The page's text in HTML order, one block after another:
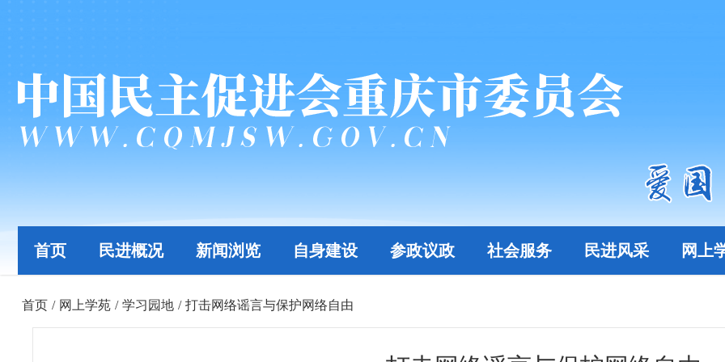
首页 民进概况 新闻浏览 自身建设 参政议政 社会服务 民进风采 网上
首页 / 网上学苑 / 学习园地 / 打击网络谣言与保护网络自由